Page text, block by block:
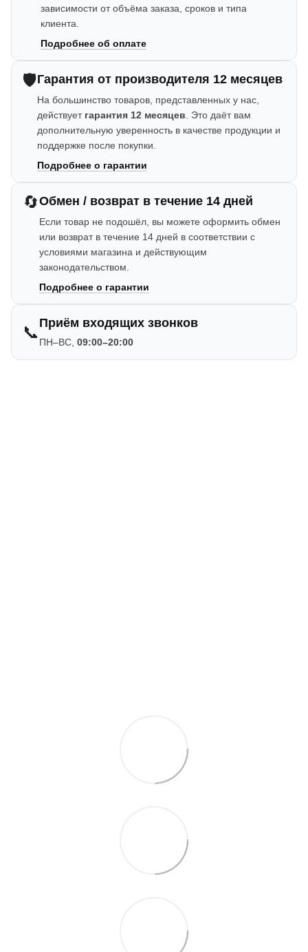
зависимости от объёма заказа, сроков и типа
клиента.
Подробнее об оплате
🛡️Гарантия от производителя 12 месяцев
На большинство товаров, представленных у нас,
действует гарантия 12 месяцев . Это даёт вам
дополнительную уверенность в качестве продукции и
поддержке после покупки.
Подробнее о гарантии
🔄Обмен / возврат в течение 14 дней
Если товар не подошёл, вы можете оформить обмен
или возврат в течение 14 дней в соответствии с
условиями магазина и действующим
законодательством.
Подробнее о гарантии
📞 Приём входящих звонков
ПН–ВС, 09:00–20:00